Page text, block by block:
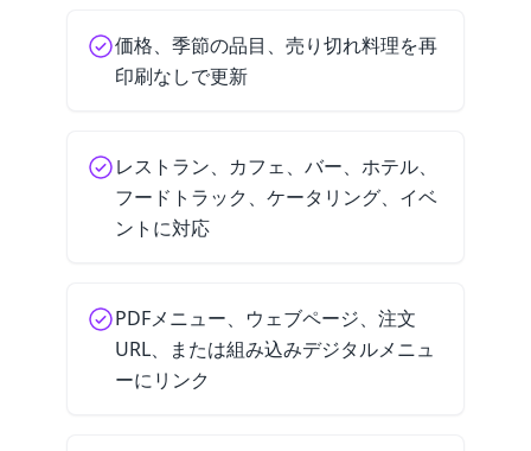
価格、季節の品目、売り切れ料理を再
印刷なしで更新
レストラン、カフェ、バー、ホテル、
フードトラック、ケータリング、イベ
ントに対応
PDFメニュー、ウェブページ、注文
URL、または組み込みデジタルメニュ
ーにリンク